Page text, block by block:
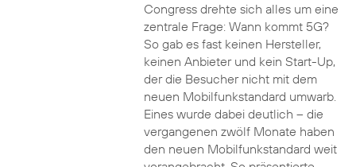
Congress drehte sich alles um eine
zentrale Frage: Wann kommt 5G?
So gab es fast keinen Hersteller,
keinen Anbieter und kein Start-Up,
der die Besucher nicht mit dem
neuen Mobilfunkstandard umwarb.
Eines wurde dabei deutlich – die
vergangenen zwölf Monate haben
den neuen Mobilfunkstandard weit